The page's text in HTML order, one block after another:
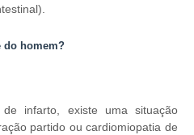
do homem?
infarto, existe uma situação
partido ou cardiomiopatia de